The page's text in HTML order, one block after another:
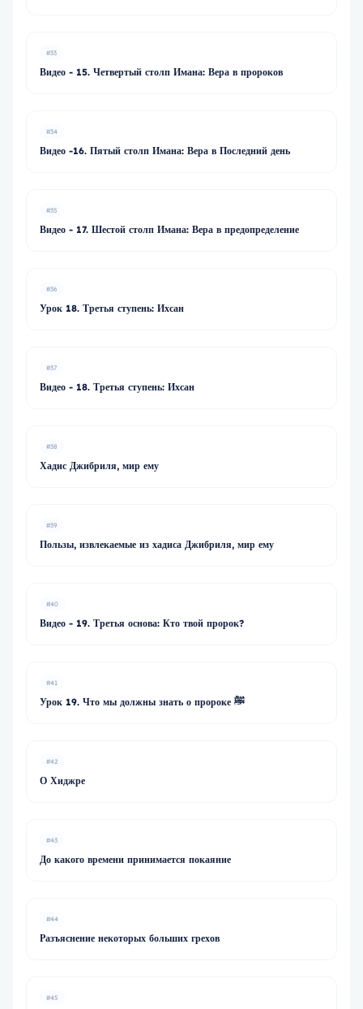
#33
Видео - 15. Четвертый столп Имана: Вера в пророков
#34
Видео -16. Пятый столп Имана: Вера в Последний день
#35
Видео - 17. Шестой столп Имана: Вера в предопределение
#36
Урок 18. Третья ступень: Ихсан
#37
Видео - 18. Третья ступень: Ихсан
#38
Хадис Джибриля, мир ему
#39
Пользы, извлекаемые из хадиса Джибриля, мир ему
#40
Видео - 19. Третья основа: Кто твой пророк?
#41
Урок 19. Что мы должны знать о пророке ﷺ
#42
О Хиджре
#43
До какого времени принимается покаяние
#44
Разъяснение некоторых больших грехов
#45